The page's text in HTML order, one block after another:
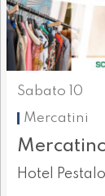
Sabato 10
Mercatini
Hotel